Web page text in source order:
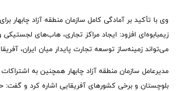
وی با تأکید بر آمادگی کامل سازمان منطقه آزاد چابهار
زیمبابوه‌ای افزود: ایجاد مراکز تجاری، هاب‌های
می‌تواند زمینه‌ساز توسعه تجارت پایدار میان ایران،
مدیرعامل سازمان منطقه آزاد چابهار همچنین به
بلوچستان و برخی کشورهای آفریقایی اشاره کرد و گفت: